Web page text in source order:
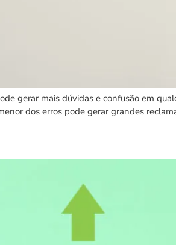
gerar mais dúvidas e confusão em
dos erros pode gerar grandes